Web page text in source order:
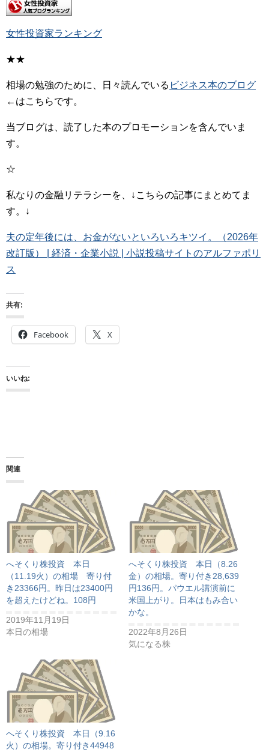
女性投資家ランキング
★★
相場の勉強のために、日々読んでいる ビジネス本のブログ
←はこちらです。
当ブログは、読了した本のプロモーションを含んでいま
す。
☆
私なりの金融リテラシーを、↓こちらの記事にまとめてま
す。↓
夫の定年後には、お金がないといろいろキツイ。（2026年
改訂版） | 経済・企業小説 | 小説投稿サイトのアルファポリ
ス
共有:
Facebook X
いいね:
関連
へそくり株投資 本日
（11.19火）の相場 寄り付
き23366円。昨日は23400円
を超えたけどね。108円
2019年11月19日
本日の相場
へそくり株投資 本日（8.26
金）の相場。寄り付き28,639
円136円。パウエル講演前に
米国上がり。日本はもみ合い
かな。
2022年8月26日
気になる株
へそくり株投資 本日（9.16
火）の相場。寄り付き44948